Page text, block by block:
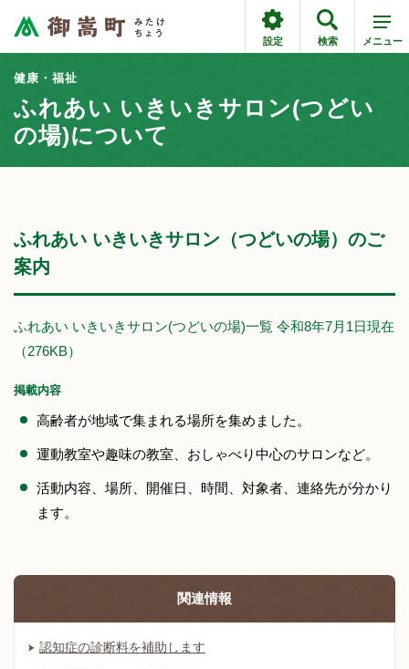
設定 検索 メニュー
健康・福祉
ふれあい いきいきサロン(つどい
の場)について
ふれあい いきいきサロン（つどいの場）のご
案内
ふれあい いきいきサロン(つどいの場)一覧 令和8年7月1日現在
（276KB）
掲載内容
高齢者が地域で集まれる場所を集めました。
運動教室や趣味の教室、おしゃべり中心のサロンなど。
活動内容、場所、開催日、時間、対象者、連絡先が分かり
ます。
関連情報
認知症の診断料を補助します